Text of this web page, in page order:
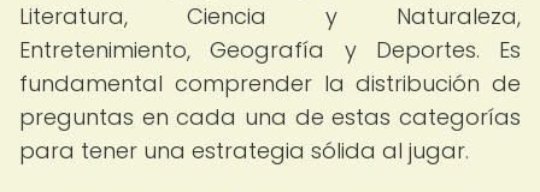
Literatura, Ciencia y Naturaleza,
Entretenimiento, Geografía y Deportes. Es
fundamental comprender la distribución de
preguntas en cada una de estas categorías
para tener una estrategia sólida al jugar.